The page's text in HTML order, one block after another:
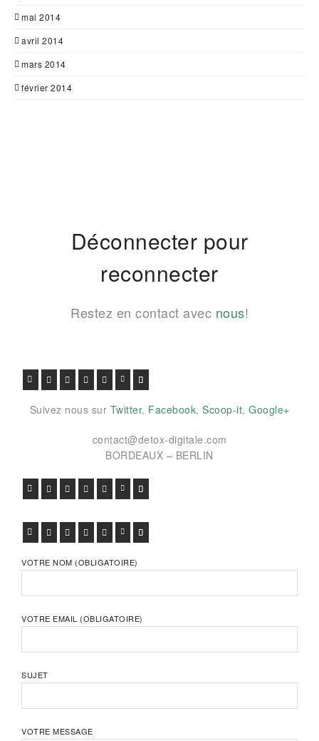
mai 2014
avril 2014
mars 2014
février 2014
Déconnecter pour
reconnecter
Restez en contact avec nous!
FACEBOOK
TWITTERGOOGLE+PINTEREST
VIADEOLINKEDIN
Suivez nous sur Twitter, Facebook, Scoop-it, Google+
contact@detox-digitale.com
BORDEAUX – BERLIN
FACEBOOK
TWITTERGOOGLE+PINTEREST
VIADEOLINKEDIN
FACEBOOK
TWITTERGOOGLE+PINTEREST
VIADEOLINKEDIN
VOTRE NOM (OBLIGATOIRE)
VOTRE EMAIL (OBLIGATOIRE)
SUJET
VOTRE MESSAGE